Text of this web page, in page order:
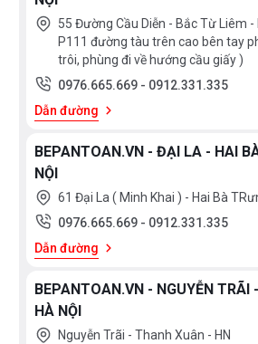
55 Đường Cầu Diễn - Bắc Từ Liêm -
P111 đường tàu trên cao bên tay
trôi, phùng đi về hướng cầu giấy )
0976.665.669 - 0912.331.335
Dẫn đường
BEPANTOAN.VN - ĐẠI LA - HAI
NỘI
61 Đại La ( Minh Khai ) - Hai Bà
0976.665.669 - 0912.331.335
Dẫn đường
BEPANTOAN.VN - NGUYỄN TRÃI
HÀ NỘI
Nguyễn Trãi - Thanh Xuân - HN